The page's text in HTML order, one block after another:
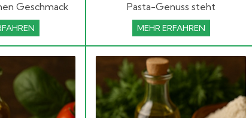
Geschmack
Pasta-Genuss steht
MEHR ERFAHREN